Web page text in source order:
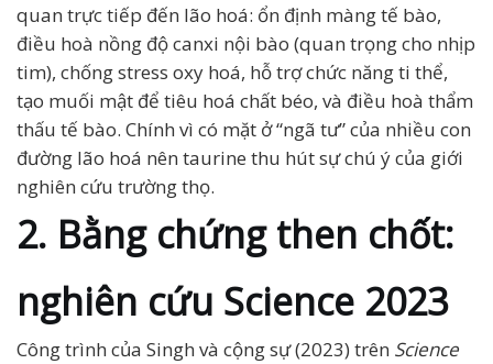
quan trực tiếp đến lão hoá: ổn định màng tế bào,
điều hoà nồng độ canxi nội bào (quan trọng cho nhịp
tim), chống stress oxy hoá, hỗ trợ chức năng ti thể,
tạo muối mật để tiêu hoá chất béo, và điều hoà thẩm
thấu tế bào. Chính vì có mặt ở “ngã tư” của nhiều con
đường lão hoá nên taurine thu hút sự chú ý của giới
nghiên cứu trường thọ.
2. Bằng chứng then chốt:
nghiên cứu Science 2023
Công trình của Singh và cộng sự (2023) trên Science